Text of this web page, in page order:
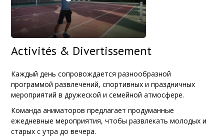
Activités & Divertissement
Каждый день сопровождается разнообразной
программой развлечений, спортивных и праздничных
мероприятий в дружеской и семейной атмосфере.
Команда аниматоров предлагает продуманные
ежедневные мероприятия, чтобы развлекать молодых и
старых с утра до вечера.